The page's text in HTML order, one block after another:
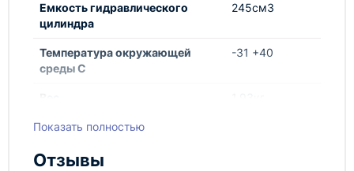
3. Паспорт и инструкция.
Емкость гидравлического
цилиндра
245см3
Температура окружающей
среды С
-31 +40
Вес комплекта
Внешний диаметр
Показать полностью
Отзывы